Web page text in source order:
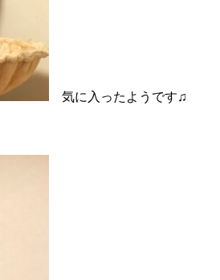
気に入ったようです♫